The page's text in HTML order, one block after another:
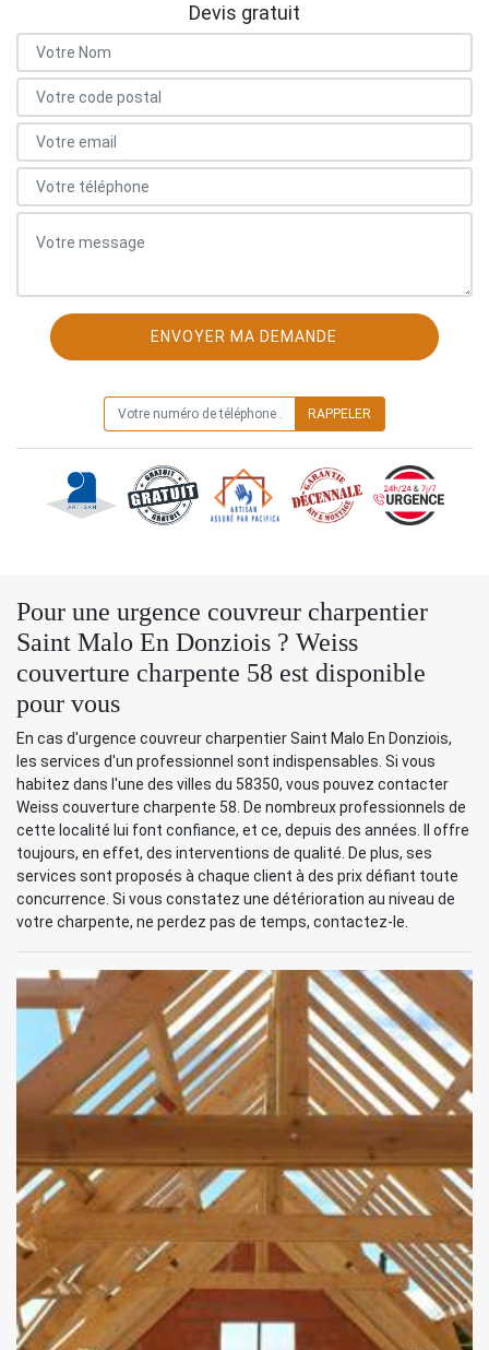
Devis gratuit
Pour une urgence couvreur charpentier
Saint Malo En Donziois ? Weiss
couverture charpente 58 est disponible
pour vous
En cas d'urgence couvreur charpentier Saint Malo En Donziois,
les services d'un professionnel sont indispensables. Si vous
habitez dans l'une des villes du 58350, vous pouvez contacter
Weiss couverture charpente 58. De nombreux professionnels de
cette localité lui font confiance, et ce, depuis des années. Il offre
toujours, en effet, des interventions de qualité. De plus, ses
services sont proposés à chaque client à des prix défiant toute
concurrence. Si vous constatez une détérioration au niveau de
votre charpente, ne perdez pas de temps, contactez-le.